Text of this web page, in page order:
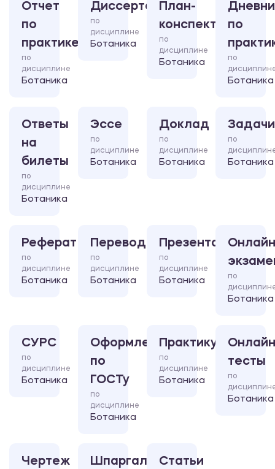
Отчет
по
практике
по
дисциплине
Ботаника
Диссертация
по
дисциплине
Ботаника
План-
конспект
по
дисциплине
Ботаника
по
по
Ботаника
Ответы
на
билеты
по
дисциплине
Ботаника
Эссе
по
дисциплине
Ботаника
Доклад
по
дисциплине
Ботаника
Задачи
по
Ботаника
Реферат
по
дисциплине
Ботаника
Перевод
по
дисциплине
Ботаника
Презентация
по
дисциплине
Ботаника
по
Ботаника
СУРС
по
дисциплине
Ботаника
Оформление
по
ГОСТу
по
дисциплине
Ботаника
Практикум
по
дисциплине
Ботаника
тесты
по
Ботаника
Чертеж ШпаргалкаСтатьи